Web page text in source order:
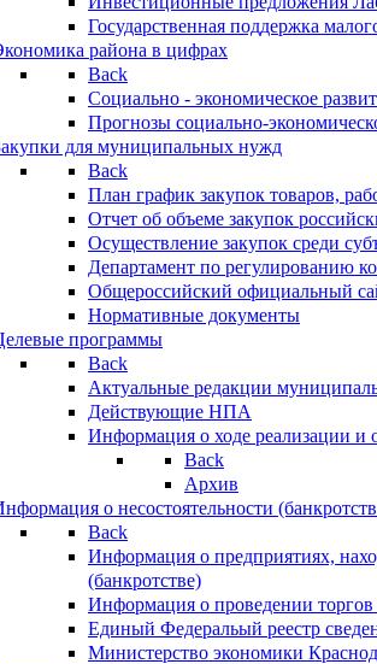
Государственная поддержка
района в цифрах
Back
Социально - экономическое
Прогнозы социально-
для муниципальных нужд
Back
План график закупок товаров,
Отчет об объеме закупок
Осуществление закупок среди
Департамент по регулированию
Общероссийский официальный
Нормативные документы
программы
Back
Актуальные редакции
Действующие НПА
Информация о ходе реализации
Back
Архив
о несостоятельности
Back
Информация о предприятиях,
(банкротстве)
Информация о проведении
Единый Федеральый реестр
Министерство экономики